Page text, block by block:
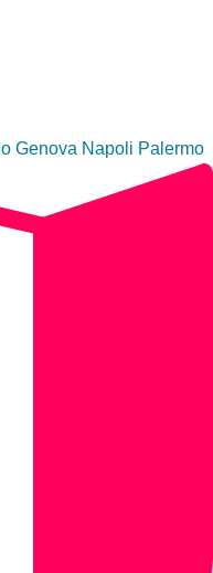
Genova Napoli Palermo